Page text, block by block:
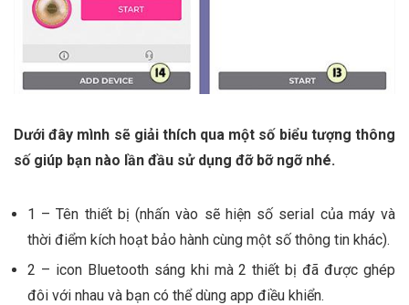
Dưới đây mình sẽ giải thích qua một số biểu tượng thông
số giúp bạn nào lần đầu sử dụng đỡ bỡ ngỡ nhé.
1 – Tên thiết bị (nhấn vào sẽ hiện số serial của máy và
thời điểm kích hoạt bảo hành cùng một số thông tin khác).
2 – icon Bluetooth sáng khi mà 2 thiết bị đã được ghép
đôi với nhau và bạn có thể dùng app điều khiển.